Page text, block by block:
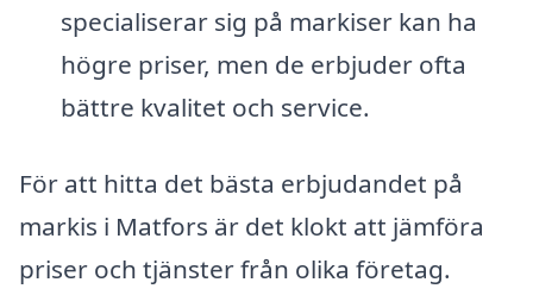
specialiserar sig på markiser kan ha
högre priser, men de erbjuder ofta
bättre kvalitet och service.
För att hitta det bästa erbjudandet på
markis i Matfors är det klokt att jämföra
priser och tjänster från olika företag.